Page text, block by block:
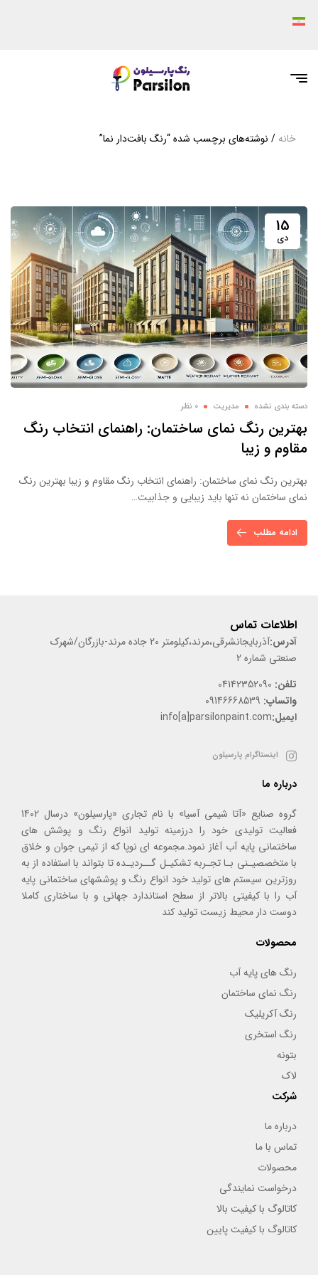
خانه / نوشته‌های برچسب شده “رنگ بافت‌دار نما”
15
دی
دسته بندی نشده مدیریت 0 نظر
بهترین رنگ نمای ساختمان: راهنمای انتخاب رنگ
مقاوم و زیبا
بهترین رنگ نمای ساختمان: راهنمای انتخاب رنگ مقاوم و زیبا بهترین رنگ
نمای ساختمان نه تنها باید زیبایی و جذابیت…
ادامه مطلب
اطلاعات تماس
آدرس:
آذربایجانشرقی،مرند،کیلومتر 20 جاده مرند-بازرگان/شهرک
صنعتی شماره 2
تلفن:
واتساپ:
ایمیل:info[a]parsilonpaint.com
اینستاگرام پارسیلون
درباره ما
گروه صنایع «آتا شیمی آسیا» با نام تجاری «پارسیلون» درسال 1402
فعالیت تولیدی خود را درزمینه تولید انواع رنگ و پوشش های
ساختمانی پایه آب آغاز نمود.مجموعه ای نوپا که از تیمی جوان و خلاق
با متخصصیـنی بـا تجـربه تشکیـل گــردیـده تا بتواند با استفاده از به
روزترین سیستم های تولید خود انواع رنگ و پوششهای ساختمانی پایه
آب را با کیفیتی بالاتر از سطح استاندارد جهانی و با ساختاری کاملا
دوست دار محیط زیست تولید کند
محصولات
رنگ های پایه آب
رنگ نمای ساختمان
رنگ آکریلیک
رنگ استخری
بتونه
لاک
شرکت
درباره ما
تماس با ما
محصولات
درخواست نمایندگی
کاتالوگ با کیفیت بالا
کاتالوگ با کیفیت پایین